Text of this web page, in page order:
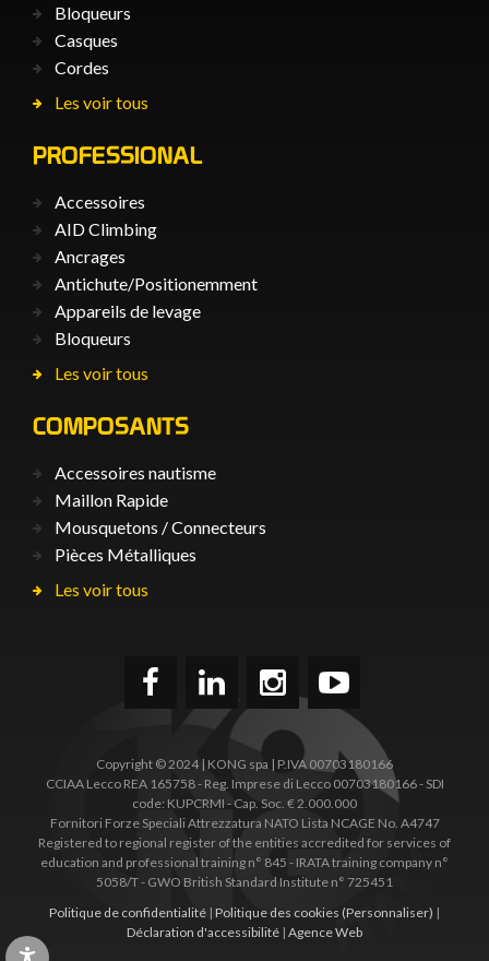
Bloqueurs
Casques
Cordes
Les voir tous
PROFESSIONAL
Accessoires
AID Climbing
Ancrages
Antichute/Positionemment
Appareils de levage
Bloqueurs
Les voir tous
COMPOSANTS
Accessoires nautisme
Maillon Rapide
Mousquetons / Connecteurs
Pièces Métalliques
Les voir tous
Copyright © 2024 | KONG spa | P.IVA 00703180166
CCIAA Lecco REA 165758 - Reg. Imprese di Lecco 00703180166 - SDI
code: KUPCRMI - Cap. Soc. € 2.000.000
Fornitori Forze Speciali Attrezzatura NATO Lista NCAGE No. A4747
Registered to regional register of the entities accredited for services of
education and professional training n° 845 - IRATA training company n°
5058/T - GWO British Standard Institute n° 725451
Politique de confidentialité | Politique des cookies (Personnaliser) |
Déclaration d'accessibilité | Agence Web